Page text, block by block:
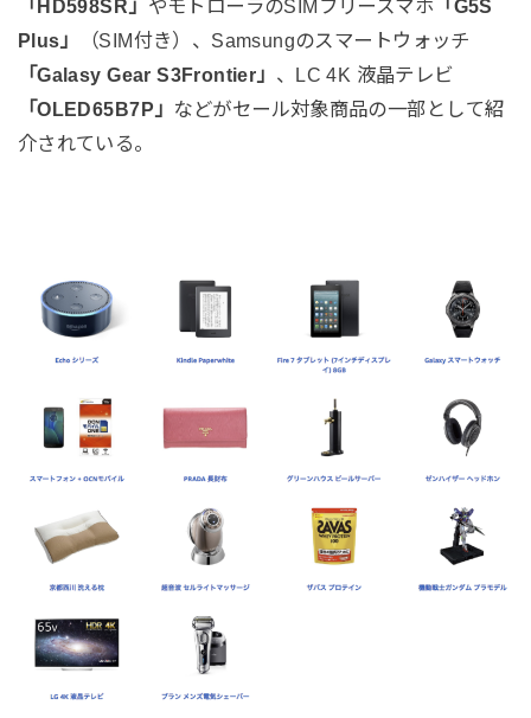
「HD598SR」 やモトローラのSIMフリースマホ 「G5S
Plus」
（SIM付き）、Samsungのスマートウォッチ
「Galasy Gear S3Frontier」 、LC 4K 液晶テレビ
「OLED65B7P」 などがセール対象商品の一部として紹
介されている。